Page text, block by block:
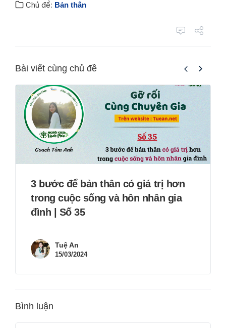
Chủ đề: Bản thân
Bài viết cùng chủ đề
3 bước để bản thân có giá trị hơn
trong cuộc sống và hôn nhân gia
đình | Số 35
Tuệ An
15/03/2024
Bình luận